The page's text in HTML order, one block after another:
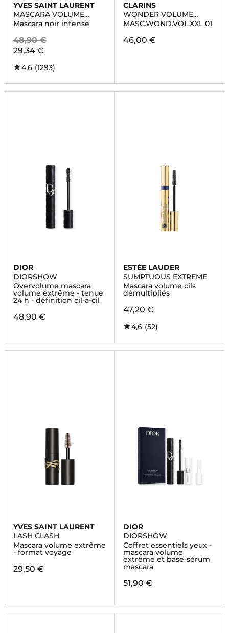
YVES SAINT LAURENT
MASCARA VOLUME
EFFET FAUX CILS NOIR
RADICAL
Mascara noir intense
48,90 €
29,34 €
4,6 (1293)
CLARINS
WONDER VOLUME
MASCARA XXL
MASC.WOND.VOL.XXL 01
46,00 €
DIOR
DIORSHOW
Overvolume mascara
volume extrême - tenue
24 h - définition cil-à-cil
48,90 €
ESTÉE LAUDER
SUMPTUOUS EXTREME
Mascara volume cils
démultipliés
47,20 €
4,6 (52)
YVES SAINT LAURENT
LASH CLASH
Mascara volume extrême
- format voyage
29,50 €
DIOR
DIORSHOW
Coffret essentiels yeux -
mascara volume
extrême et base-sérum
mascara
51,90 €